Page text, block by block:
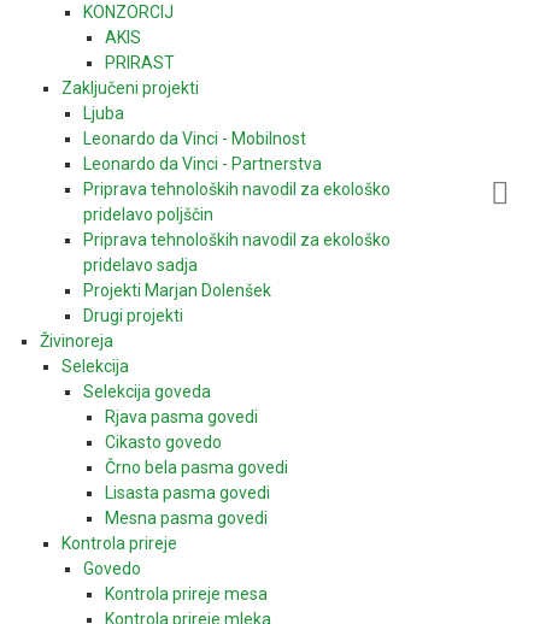
KONZORCIJ
AKIS
PRIRAST
Zaključeni projekti
Ljuba
Leonardo da Vinci - Mobilnost
Leonardo da Vinci - Partnerstva
Priprava tehnoloških navodil za ekološko
pridelavo poljščin
Priprava tehnoloških navodil za ekološko
pridelavo sadja
Projekti Marjan Dolenšek
Drugi projekti
Živinoreja
Selekcija
Selekcija goveda
Rjava pasma govedi
Cikasto govedo
Črno bela pasma govedi
Lisasta pasma govedi
Mesna pasma govedi
Kontrola prireje
Govedo
Kontrola prireje mesa
Kontrola prireje mleka